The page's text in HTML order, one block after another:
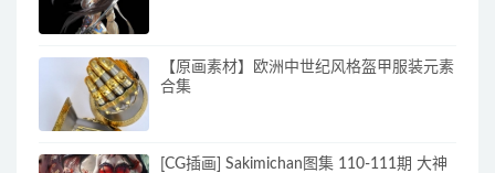
【原画素材】欧洲中世纪风格盔甲服装元素
合集
[CG插画] Sakimichan图集 110-111期 大神